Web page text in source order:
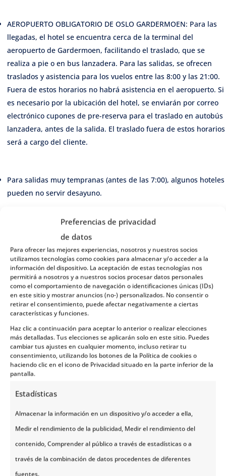
Preferencias de privacidad
de datos
Para ofrecer las mejores experiencias, nosotros y nuestros socios
utilizamos tecnologías como cookies para almacenar y/o acceder a la
información del dispositivo. La aceptación de estas tecnologías nos
permitirá a nosotros y a nuestros socios procesar datos personales
como el comportamiento de navegación o identificaciones únicas (IDs)
en este sitio y mostrar anuncios (no-) personalizados. No consentir o
retirar el consentimiento, puede afectar negativamente a ciertas
características y funciones.
Haz clic a continuación para aceptar lo anterior o realizar elecciones
más detalladas. Tus elecciones se aplicarán solo en este sitio. Puedes
cambiar tus ajustes en cualquier momento, incluso retirar tu
consentimiento, utilizando los botones de la Política de cookies o
haciendo clic en el icono de Privacidad situado en la parte inferior de la
pantalla.
Estadísticas
Almacenar la información en un dispositivo y/o acceder a ella,
Medir el rendimiento de la publicidad, Medir el rendimiento del
contenido, Comprender al público a través de estadísticas o a
través de la combinación de datos procedentes de diferentes
fuentes.
AEROPUERTO OBLIGATORIO DE OSLO GARDERMOEN: Para las
llegadas, el hotel se encuentra cerca de la terminal del
aeropuerto de Gardermoen, facilitando el traslado, que se
realiza a pie o en bus lanzadera. Para las salidas, se ofrecen
traslados y asistencia para los vuelos entre las 8:00 y las 21:00.
Fuera de estos horarios no habrá asistencia en el aeropuerto. Si
es necesario por la ubicación del hotel, se enviarán por correo
electrónico cupones de pre-reserva para el traslado en autobús
lanzadera, antes de la salida. El traslado fuera de estos horarios
será a cargo del cliente.
Para salidas muy tempranas (antes de las 7:00), algunos hoteles
pueden no servir desayuno.
Por razones logísticas el programa puede sufrir variaciones en
el orden de las actividades o realizarse a la inversa, esto no
altera ninguna de las inclusiones publicadas.
En este tour...
Se Incluye:
No se Incluye:
Actividades Opcionales
Caza de auroras boreales en los